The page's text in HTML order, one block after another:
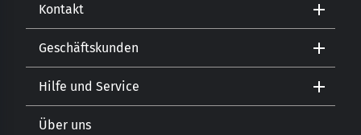
Kontakt
Öffnungszeiten
Geschäftskunden
Gastronomie
Getränkehandel
Lebensmitteleinzelhandel
Hilfe und Service
Versand und Zahlungsarten
Über uns